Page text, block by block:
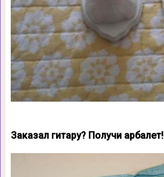
Заказал гитару? Получи арбалет!